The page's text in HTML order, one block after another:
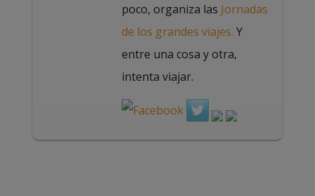
poco, organiza las Jornadas
de los grandes viajes. Y
entre una cosa y otra,
intenta viajar.